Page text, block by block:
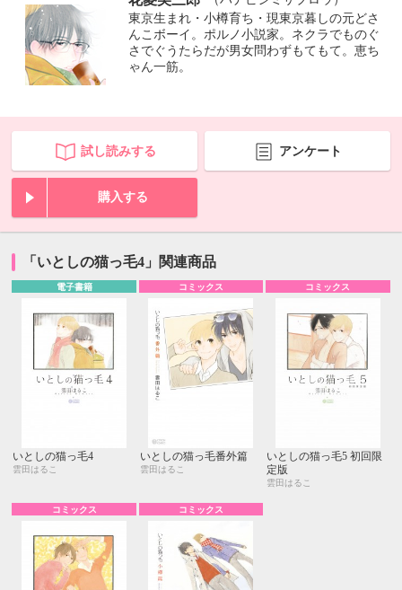
東京生まれ・小樽育ち・現東京暮しの元どさ
んこボーイ。ポルノ小説家。ネクラでものぐ
さでぐうたらだが男女問わずもてもて。恵ち
ゃん一筋。
試し読みする アンケート
購入する
「いとしの猫っ毛4」関連商品
電子書籍
いとしの猫っ毛4
雲田はるこ
コミックス
いとしの猫っ毛番外篇
雲田はるこ
コミックス
いとしの猫っ毛5 初回限
定版
雲田はるこ
コミックス コミックス